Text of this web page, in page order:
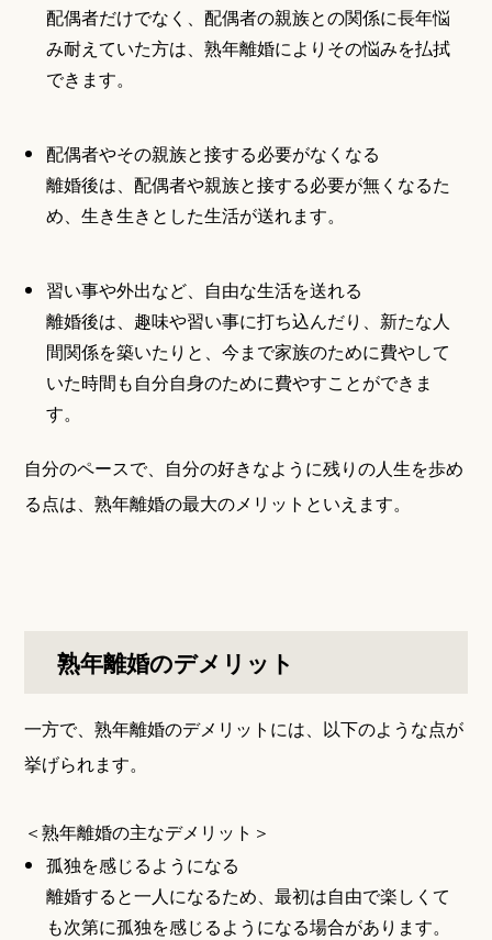
配偶者だけでなく、配偶者の親族との関係に長年悩
み耐えていた方は、熟年離婚によりその悩みを払拭
できます。
配偶者やその親族と接する必要がなくなる
離婚後は、配偶者や親族と接する必要が無くなるた
め、生き生きとした生活が送れます。
習い事や外出など、自由な生活を送れる
離婚後は、趣味や習い事に打ち込んだり、新たな人
間関係を築いたりと、今まで家族のために費やして
いた時間も自分自身のために費やすことができま
す。
自分のペースで、自分の好きなように残りの人生を歩め
る点は、熟年離婚の最大のメリットといえます。
熟年離婚のデメリット
一方で、熟年離婚のデメリットには、以下のような点が
挙げられます。
＜熟年離婚の主なデメリット＞
孤独を感じるようになる
離婚すると一人になるため、最初は自由で楽しくて
も次第に孤独を感じるようになる場合があります。